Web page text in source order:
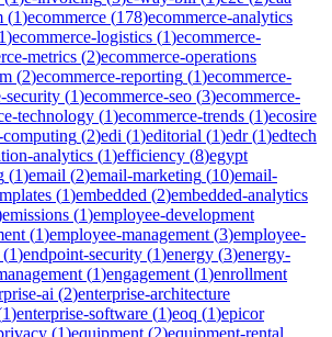
(1)ecommerce (178)ecommerce-analytics
1)ecommerce-logistics (1)ecommerce-
metrics (2)ecommerce-operations
(2)ecommerce-reporting (1)ecommerce-
security (1)ecommerce-seo (3)ecommerce-
technology (1)ecommerce-trends (1)ecosire
computing (2)edi (1)editorial (1)edr(1)edtech
analytics (1)efficiency (8)egypt
(1)email (2)email-marketing (10)email-
(1)embedded (2)embedded-analytics
emissions (1)employee-development
(1)employee-management (3)employee-
(1)endpoint-security (1)energy (3)energy-
(1)engagement (1)enrollment
ai (2)enterprise-architecture
1)enterprise-software (1)eoq (1)epicor
(1)equipment (2)equipment-rental